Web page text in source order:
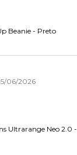
Beanie - Preto
06/2026
Ultrarange Neo 2.0 -